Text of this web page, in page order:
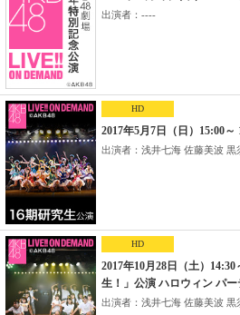
出演者：----
HD
2017年5月7日（日）15:00
出演者：浅井七海 佐藤美波 黒
HD
2017年10月28日（土）
生！」公演 ハロウィン パー
出演者：浅井七海 佐藤美波 黒